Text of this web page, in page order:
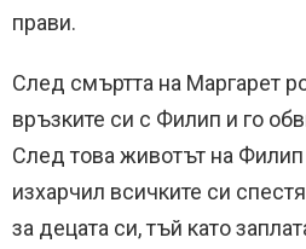
прави.
След смъртта на Маргарет
връзките си с Филип и го
След това животът на
изхарчил всичките си
за децата си, тъй като